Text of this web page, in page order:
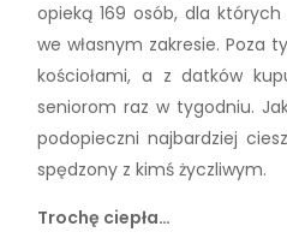
opieką 169 osób, dla
we własnym zakresie. Poza
kościołami, a z datków
seniorom raz w tygodniu.
podopieczni najbardziej
spędzony z kimś życzliwym.
Trochę ciepła…